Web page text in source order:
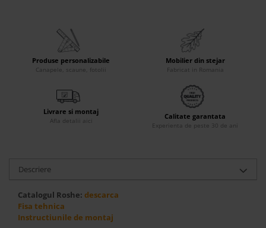
Fotolii si Demifotolii
Paturi Tapitate
Banchete Dormitor
Fotolii si Demifotolii
Olta
Canapele
Produse personalizabile
Canapele, scaune, fotolii
Mobilier din stejar
Fabricat in Romania
Livrare si montaj
Afla detalii aici Calitate garantata
Experienta de peste 30 de ani
Descriere
Catalogul Roshe: descarca
Fisa tehnica
Instructiunile de montaj